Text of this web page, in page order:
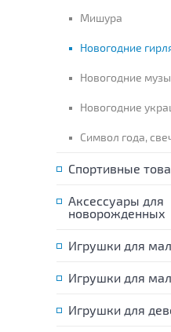
Мишура
Новогодние
Новогодние
Новогодние
Символ года,
Спортивные
Аксессуары для
новорожденных
Игрушки для
Игрушки для
Игрушки для